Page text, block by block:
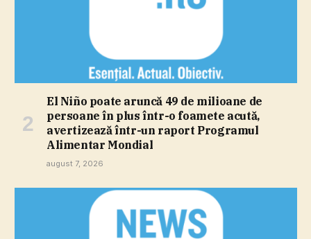
El Niño poate aruncă 49 de milioane de
persoane în plus într-o foamete acută,
avertizează într-un raport Programul
Alimentar Mondial
august 7, 2026